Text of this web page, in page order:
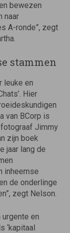
bewezen
naar
A-ronde”, zegt
stammen
leuke en
Hier
van BCorp is
Jimmy
zijn boek
jaar lang de
inheemse
de onderlinge
zegt Nelson.
urgente en
‘kapitaal